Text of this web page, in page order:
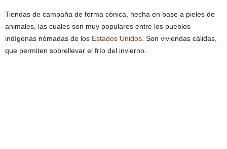
Tiendas de campaña de forma cónica, hecha en base a pieles de
animales, las cuales son muy populares entre los pueblos
indígenas nómadas de los Estados Unidos . Son viviendas cálidas,
que permiten sobrellevar el frío del invierno.